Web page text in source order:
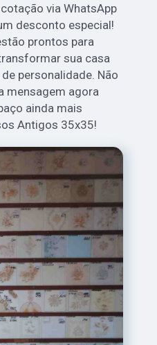
via WhatsApp
desconto especial!
prontos para
sua casa
personalidade. Não
mensagem agora
ainda mais
Antigos 35x35!